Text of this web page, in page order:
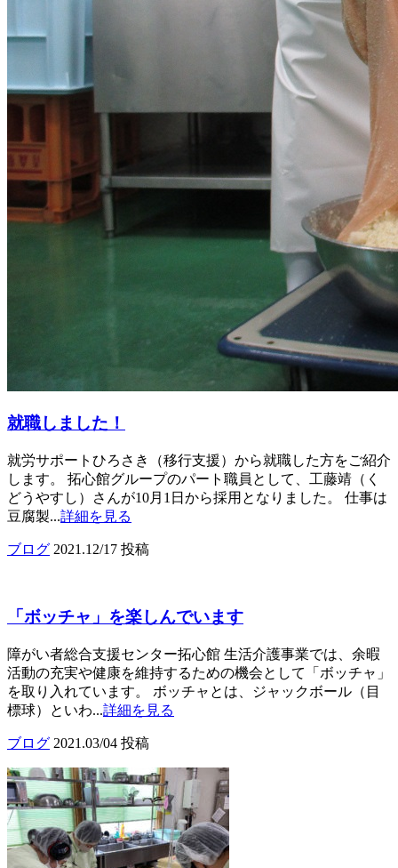
就職しました！
就労サポートひろさき（移行支援）から就職した方をご紹介
します。 拓心館グループのパート職員として、工藤靖（く
どうやすし）さんが10月1日から採用となりました。 仕事は
豆腐製...詳細を見る
ブログ 2021.12/17 投稿
「ボッチャ」を楽しんでいます
障がい者総合支援センター拓心館 生活介護事業では、余暇
活動の充実や健康を維持するための機会として「ボッチャ」
を取り入れています。 ボッチャとは、ジャックボール（目
標球）といわ...詳細を見る
ブログ 2021.03/04 投稿